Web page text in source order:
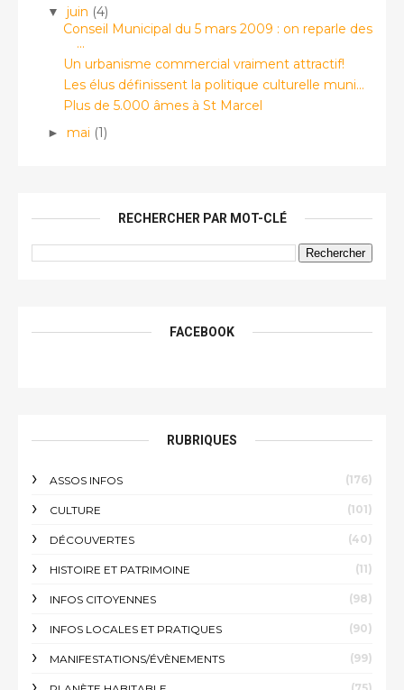
▼ juin (4)
Conseil Municipal du 5 mars 2009 : on reparle des
...
Un urbanisme commercial vraiment attractif!
Les élus définissent la politique culturelle muni...
Plus de 5.000 âmes à St Marcel
► mai (1)
RECHERCHER PAR MOT-CLÉ
FACEBOOK
RUBRIQUES
ASSOS INFOS (176)
CULTURE (101)
DÉCOUVERTES (40)
HISTOIRE ET PATRIMOINE (11)
INFOS CITOYENNES (98)
INFOS LOCALES ET PRATIQUES (90)
MANIFESTATIONS/ÉVÈNEMENTS (99)